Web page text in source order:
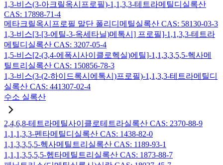
1,3-비스(3-아크릴옥시프로필)-1,1,3,3-테트라메틸디실록산
CAS: 17898-71-4
메타크릴옥시프로필 말단 폴리디메틸실록산 CAS: 58130-03-3
1,3-비스[3-[3-에틸-3-옥세타닐)메톡시] 프로필]-1,1,3,3-테트라
메틸디실록산 CAS: 3207-05-4
1,5-비스[2-(3,4-에폭시사이클로헥실)에틸]-1,1,3,3,5,5-헥사메
틸트리실록산 CAS: 150856-78-3
1,3-비스(3-(2-하이드록시에톡시)프로필)-1,1,3,3-테트라메틸디
실록산 CAS: 441307-02-4
수소 실록산
2,4,6,8-테트라메틸사이클로테트라실록산 CAS: 2370-88-9
1,1,1,3,3-펜타메틸디실록산 CAS: 1438-82-0
1,1,3,3,5,5-헥사메틸트리실록산 CAS: 1189-93-1
1,1,1,3,5,5,5-헵타메틸트리실록산 CAS: 1873-88-7